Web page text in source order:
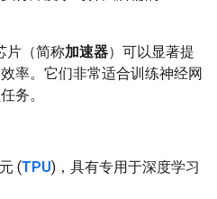
片（简称加速器）可以显著提
率。它们非常适合训练神经网
务。
(TPU)，具有专用于深度学习